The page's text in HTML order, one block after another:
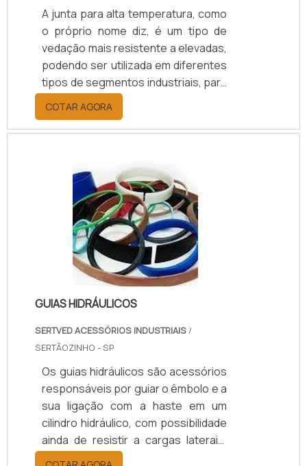
A junta para alta temperatura, como
o próprio nome diz, é um tipo de
vedação mais resistente a elevadas,
podendo ser utilizada em diferentes
tipos de segmentos industriais, para
flanges de tubulação ou de
equipamentos.Demais informações
sobre a juntaConhecidas também
elas são confeccionadas de
diferentes fibras e cargas
reforçadas, entre outros materiais
que darão a junta a resistência
necessária para suportar elevadas
temperaturas.Com critérios
específicos uti.
COTAR AGORA
GUIAS HIDRÁULICOS
SERTVED ACESSÓRIOS INDUSTRIAIS /
SERTÃOZINHO - SP
Os guias hidráulicos são acessórios
responsáveis por guiar o êmbolo e a
sua ligação com a haste em um
cilindro hidráulico, com possibilidade
ainda de resistir a cargas laterais.
Além de sua função principal, as